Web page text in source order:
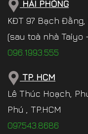
HẢI PHÒNG
KĐT 97 Bạch
(sau toà nhà Taiyo
096.1993.555
TP. HCM
Lê Thúc Hoạch,
Phú , TP.HCM
097.543.8686